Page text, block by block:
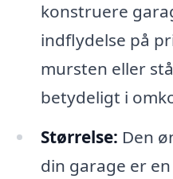
konstruere
indflydelse på
mursten eller
betydeligt i
Størrelse: Den
din garage er